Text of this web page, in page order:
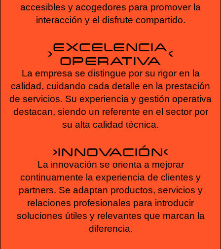
accesibles y acogedores para promover la
interacción y el disfrute compartido.
EXCELENCIA
OPERATIVA
La empresa se distingue por su rigor en la
calidad, cuidando cada detalle en la prestación
de servicios. Su experiencia y gestión operativa
destacan, siendo un referente en el sector por
su alta calidad técnica.
INNOVACIÓN
La innovación se orienta a mejorar
continuamente la experiencia de clientes y
partners. Se adaptan productos, servicios y
relaciones profesionales para introducir
soluciones útiles y relevantes que marcan la
diferencia.